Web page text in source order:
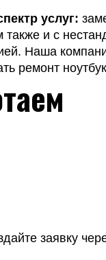
услуг:
также и с
Наша
ремонт
заявку